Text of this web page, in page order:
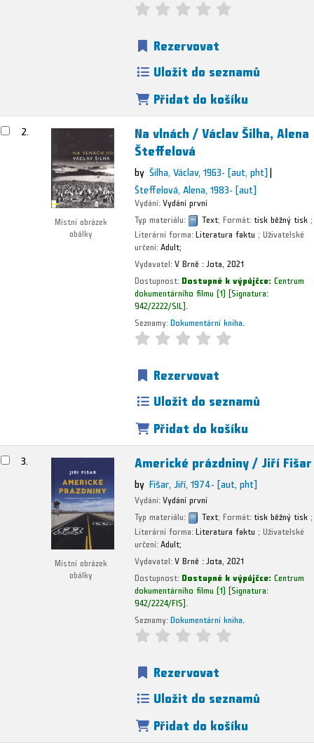
Rezervovat
Uložit do seznamů
Přidat do košíku
2.
Místní obrázek
obálky
Na vlnách /Václav Šilha, Alena
Šteffelová
by Šilha, Václav, 1963-[aut, pht]
Šteffelová, Alena, 1983-[aut]
Vydání:Vydání první
Typ materiálu:
Text; Formát:tisk běžný tisk;
Literární forma:Literatura faktu ; Uživatelské
určení:Adult;
Vydavatel:V Brně : Jota, 2021
Dostupnost:Dostupné k výpůjčce:Centrum
dokumentárního filmu (1) Signatura:
942/2222/SIL
Seznamy:Dokumentární kniha
Rezervovat
Uložit do seznamů
Přidat do košíku
3.
Místní obrázek
obálky
Americké prázdniny /Jiří Fišar
by Fišar, Jiří, 1974-[aut, pht]
Vydání:Vydání první
Typ materiálu:
Text; Formát:tisk běžný tisk ;
Literární forma:Literatura faktu ; Uživatelské
určení:Adult;
Vydavatel:V Brně : Jota, 2021
Dostupnost:Dostupné k výpůjčce:Centrum
dokumentárního filmu (1) Signatura:
942/2224/FIS
Seznamy:Dokumentární kniha
Rezervovat
Uložit do seznamů
Přidat do košíku